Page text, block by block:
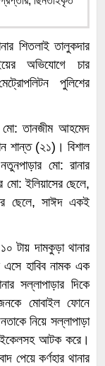
শিতলাই তালুকদার
অভিযোগে চার
পুলিশের
মো: তানজীম আহমেদ
শান্ত (২১)। বিশাল
নতুনপাড়ার মো: রানার
মো: ইলিয়াসের ছেলে,
ছেলে, সাঈদ একই
টায় দামকুড়া থানার
এসে হাবিব নামক এক
সল্লাপাড়ার দিকে
মোবাইল ফোনে
নিয়ে সল্লাপাড়া
আটক করে।
পেয়ে কর্ণহার থানার